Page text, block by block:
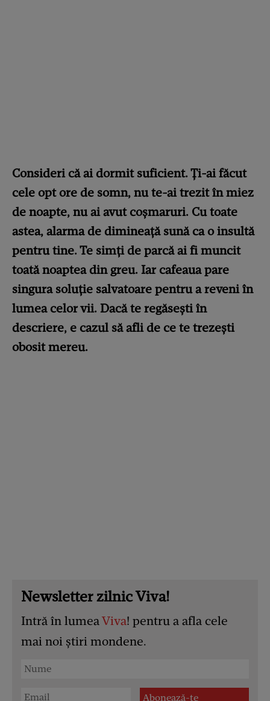
Consideri că ai dormit suficient. Ți-ai făcut
cele opt ore de somn, nu te-ai trezit în miez
de noapte, nu ai avut coșmaruri. Cu toate
astea, alarma de dimineață sună ca o insultă
pentru tine. Te simți de parcă ai fi muncit
toată noaptea din greu. Iar cafeaua pare
singura soluție salvatoare pentru a reveni în
lumea celor vii. Dacă te regăsești în
descriere, e cazul să afli de ce te trezești
obosit mereu.
Newsletter zilnic Viva!
Intră în lumeaViva! pentru a afla cele
mai noi știri mondene.